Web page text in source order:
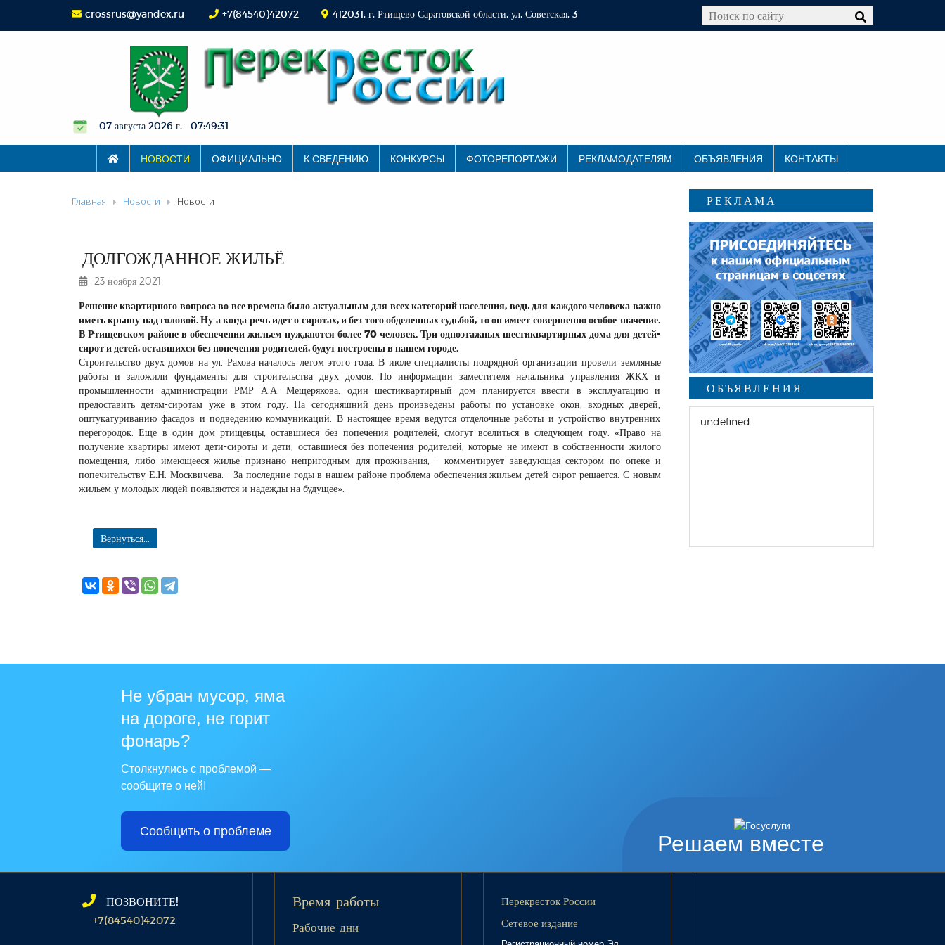
crossrus@yandex.ru +7(84540)42072 412031, г. Ртищево Саратовской области, ул. Советская, 3
07 августа 2026 г. 07:49:32
НОВОСТИ ОФИЦИАЛЬНО К СВЕДЕНИЮ КОНКУРСЫ ФОТОРЕПОРТАЖИ РЕКЛАМОДАТЕЛЯМ ОБЪЯВЛЕНИЯ КОНТАКТЫ
Главная Новости Новости
ДОЛГОЖДАННОЕ ЖИЛЬЁ
23 ноября 2021
Решение квартирного вопроса во все времена было актуальным для всех категорий населения, ведь для каждого человека важно
иметь крышу над головой. Ну а когда речь идет о сиротах, и без того обделенных судьбой, то он имеет совершенно особое значение.
В Ртищевском районе в обеспечении жильем нуждаются более 70 человек. Три одноэтажных шестиквартирных дома для детей-
сирот и детей, оставшихся без попечения родителей, будут построены в нашем городе.
Строительство двух домов на ул. Рахова началось летом этого года. В июле специалисты подрядной организации провели земляные
работы и заложили фундаменты для строительства двух домов. По информации заместителя начальника управления ЖКХ и
промышленности администрации РМР А.А. Мещерякова, один шестиквартирный дом планируется ввести в эксплуатацию и
предоставить детям-сиротам уже в этом году. На сегодняшний день произведены работы по установке окон, входных дверей,
оштукатуриванию фасадов и подведению коммуникаций. В настоящее время ведутся отделочные работы и устройство внутренних
перегородок. Еще в один дом ртищевцы, оставшиеся без попечения родителей, смогут вселиться в следующем году. «Право на
получение квартиры имеют дети-сироты и дети, оставшиеся без попечения родителей, которые не имеют в собственности жилого
помещения, либо имеющееся жилье признано непригодным для проживания, - комментирует заведующая сектором по опеке и
попечительству Е.Н. Москвичева. - За последние годы в нашем районе проблема обеспечения жильем детей-сирот решается. С новым
жильем у молодых людей появляются и надежды на будущее».
Вернуться...
РЕКЛАМА
ОБЪЯВЛЕНИЯ
undefined
Решаем вместе
Не убран мусор, яма
на дороге, не горит
фонарь?
Столкнулись с проблемой —
сообщите о ней!
Сообщить о проблеме
ПОЗВОНИТЕ!
+7(84540)42072
Время работы
Рабочие дни
Перекресток России
Сетевое издание